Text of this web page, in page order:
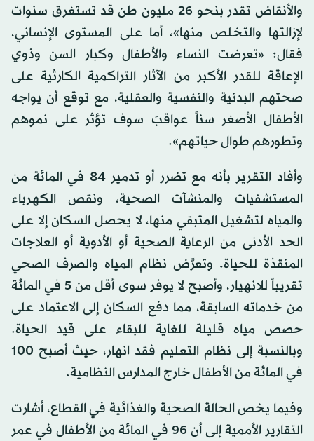
والأنقاض تقدر بنحو 26 مليون طن قد تستغرق سنوات
لإزالتها والتخلص منها»، أما على المستوى الإنساني،
فقال: «تعرضت النساء والأطفال وكبار السن وذوي
الإعاقة للقدر الأكبر من الآثار التراكمية الكارثية على
صحتهم البدنية والنفسية والعقلية، مع توقع أن يواجه
الأطفال الأصغر سناً عواقبَ سوف تؤثر على نموهم
وتطورهم طوال حياتهم».
وأفاد التقرير بأنه مع تضرر أو تدمير 84 في المائة من
المستشفيات والمنشآت الصحية، ونقص الكهرباء
والمياه لتشغيل المتبقي منها، لا يحصل السكان إلا على
الحد الأدنى من الرعاية الصحية أو الأدوية أو العلاجات
المنقذة للحياة. وتعرَّض نظام المياه والصرف الصحي
تقريباً للانهيار، وأصبح لا يوفر سوى أقل من 5 في المائة
من خدماته السابقة، مما دفع السكان إلى الاعتماد على
حصص مياه قليلة للغاية للبقاء على قيد الحياة.
وبالنسبة إلى نظام التعليم فقد انهار، حيث أصبح 100
في المائة من الأطفال خارج المدارس النظامية.
وفيما يخص الحالة الصحية والغذائية في القطاع، أشارت
التقارير الأممية إلى أن 96 في المائة من الأطفال في عمر